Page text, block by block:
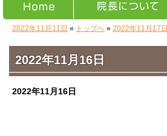
2022年11月16日
2022年11月11日 « トップへ » 2022年11月17日
2022年11月16日